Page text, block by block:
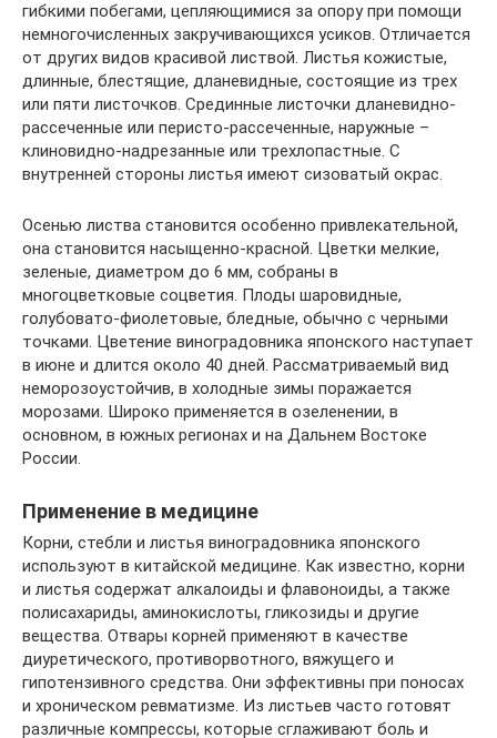
гибкими побегами, цепляющимися за опору при помощи
немногочисленных закручивающихся усиков. Отличается
от других видов красивой листвой. Листья кожистые,
длинные, блестящие, дланевидные, состоящие из трех
или пяти листочков. Срединные листочки дланевидно-
рассеченные или перисто-рассеченные, наружные –
клиновидно-надрезанные или трехлопастные. С
внутренней стороны листья имеют сизоватый окрас.
Осенью листва становится особенно привлекательной,
она становится насыщенно-красной. Цветки мелкие,
зеленые, диаметром до 6 мм, собраны в
многоцветковые соцветия. Плоды шаровидные,
голубовато-фиолетовые, бледные, обычно с черными
точками. Цветение виноградовника японского наступает
в июне и длится около 40 дней. Рассматриваемый вид
неморозоустойчив, в холодные зимы поражается
морозами. Широко применяется в озеленении, в
основном, в южных регионах и на Дальнем Востоке
России.
Применение в медицине
Корни, стебли и листья виноградовника японского
используют в китайской медицине. Как известно, корни
и листья содержат алкалоиды и флавоноиды, а также
полисахариды, аминокислоты, гликозиды и другие
вещества. Отвары корней применяют в качестве
диуретического, противорвотного, вяжущего и
гипотензивного средства. Они эффективны при поносах
и хроническом ревматизме. Из листьев часто готовят
различные компрессы, которые сглаживают боль и